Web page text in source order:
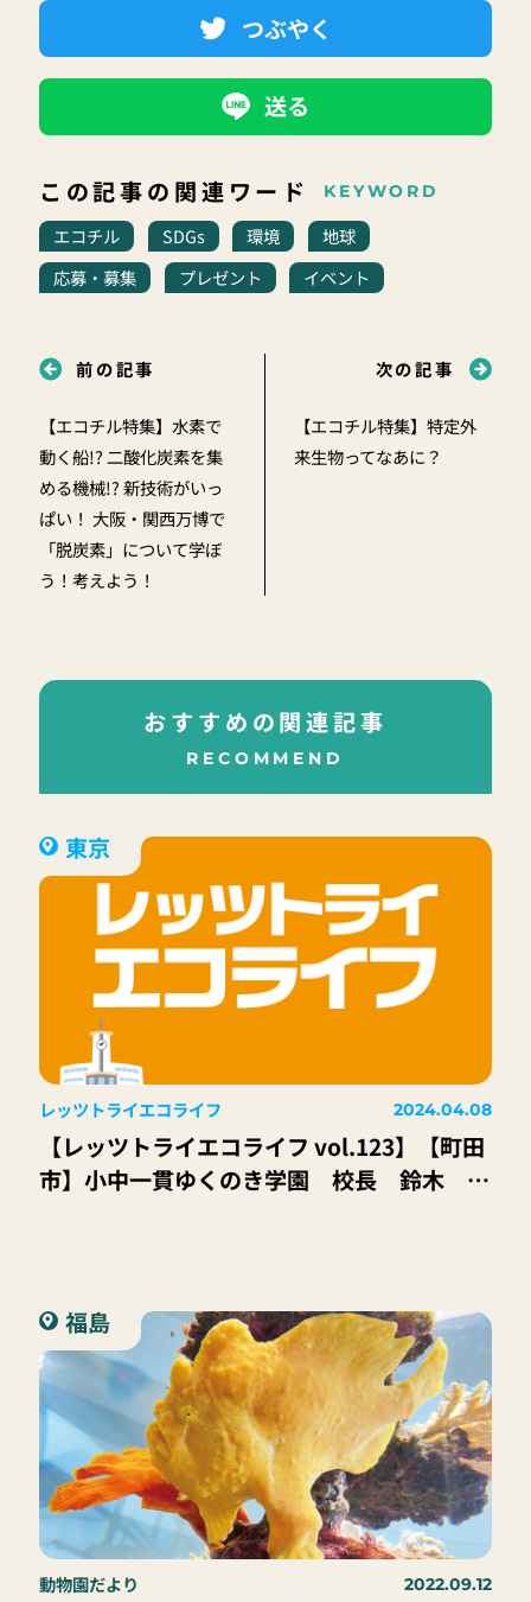
つぶやく
送る
この記事の関連ワード KEYWORD
エコチル SDGs 環境
地球
応募・募集
プレゼント イベント
前の記事
【エコチル特集】水素で
動く船!? 二酸化炭素を集
める機械!? 新技術がいっ
ぱい！ 大阪・関西万博で
「脱炭素」について学ぼ
う！考えよう！
次の記事
【エコチル特集】特定外
来生物ってなあに？
おすすめの関連記事
RECOMMEND
東京
レッツトライエコライフ 2024.04.08
【レッツトライエコライフ vol.123】【町田
市】小中一貫ゆくのき学園 校長 鈴木
福島
動物園だより 2022.09.12